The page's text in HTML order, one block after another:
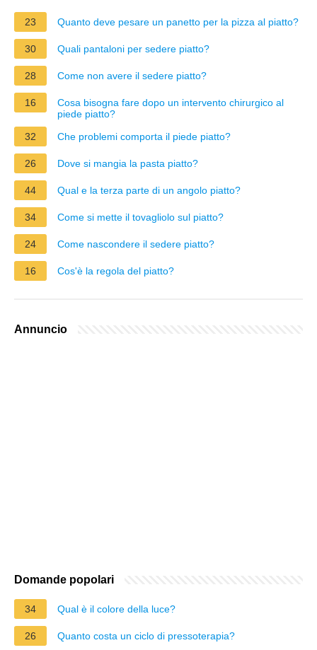
23 Quanto deve pesare un panetto per la pizza al piatto?
30 Quali pantaloni per sedere piatto?
28 Come non avere il sedere piatto?
16
Cosa bisogna fare dopo un intervento chirurgico al
piede piatto?
32
Che problemi comporta il piede piatto?
26 Dove si mangia la pasta piatto?
44 Qual e la terza parte di un angolo piatto?
34 Come si mette il tovagliolo sul piatto?
24 Come nascondere il sedere piatto?
16 Cos'è la regola del piatto?
Annuncio
Domande popolari
34 Qual è il colore della luce?
26 Quanto costa un ciclo di pressoterapia?